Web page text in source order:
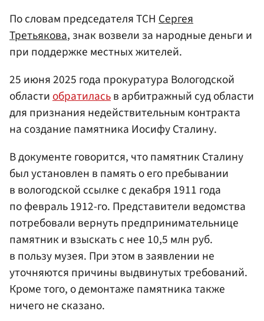
По словам председателя ТСН Сергея
Третьякова, знак возвели за народные деньги и
при поддержке местных жителей.
25 июня 2025 года прокуратура Вологодской
областиобратиласьв арбитражный суд области
для признания недействительным контракта
на создание памятника Иосифу Сталину.
В документе говорится, что памятник Сталину
был установлен в память о его пребывании
в вологодской ссылке с декабря 1911 года
по февраль 1912-го. Представители ведомства
потребовали вернуть предпринимательнице
памятник и взыскать с нее 10,5 млн руб.
в пользу музея. При этом в заявлении не
уточняются причины выдвинутых требований.
Кроме того, о демонтаже памятника также
ничего не сказано.